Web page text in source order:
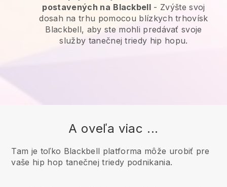
postavených na Blackbell - Zvýšte svoj
dosah na trhu pomocou blízkych trhovísk
Blackbell, aby ste mohli predávať svoje
služby tanečnej triedy hip hopu.
A oveľa viac ...
Tam je toľko Blackbell platforma môže urobiť pre
vaše hip hop tanečnej triedy podnikania.